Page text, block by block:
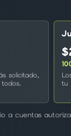
solicitado,
tu
a cuentas